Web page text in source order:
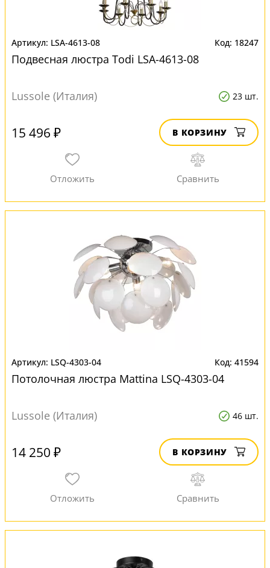
LSA-4613-08 18247
Подвесная люстра Todi LSA-4613-08
Lussole (Италия) 23 шт.
15 496 ₽ В КОРЗИНУ
LSQ-4303-04 41594
Потолочная люстра Mattina LSQ-4303-04
Lussole (Италия) 46 шт.
14 250 ₽ В КОРЗИНУ